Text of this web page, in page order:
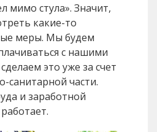
мимо стула». Значит,
какие-то
меры. Мы будем
с нашими
это уже за счет
санитарной части.
и заработной